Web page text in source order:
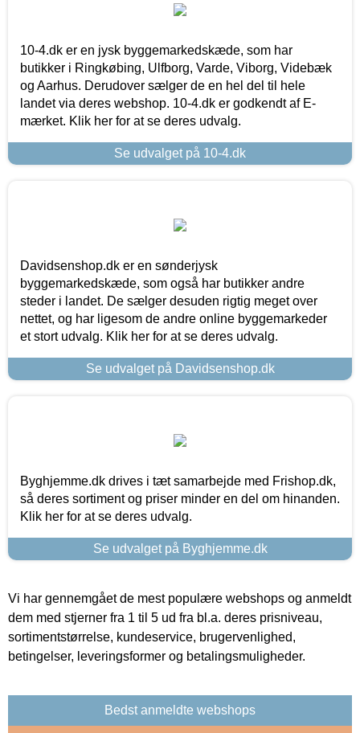
10-4.dk er en jysk byggemarkedskæde, som har
butikker i Ringkøbing, Ulfborg, Varde, Viborg, Videbæk
og Aarhus. Derudover sælger de en hel del til hele
landet via deres webshop. 10-4.dk er godkendt af E-
mærket. Klik her for at se deres udvalg.
Se udvalget på 10-4.dk
Davidsenshop.dk er en sønderjysk
byggemarkedskæde, som også har butikker andre
steder i landet. De sælger desuden rigtig meget over
nettet, og har ligesom de andre online byggemarkeder
et stort udvalg. Klik her for at se deres udvalg.
Se udvalget på Davidsenshop.dk
Byghjemme.dk drives i tæt samarbejde med Frishop.dk,
så deres sortiment og priser minder en del om hinanden.
Klik her for at se deres udvalg.
Se udvalget på Byghjemme.dk
Vi har gennemgået de mest populære webshops og anmeldt
dem med stjerner fra 1 til 5 ud fra bl.a. deres prisniveau,
sortimentstørrelse, kundeservice, brugervenlighed,
betingelser, leveringsformer og betalingsmuligheder.
Bedst anmeldte webshops